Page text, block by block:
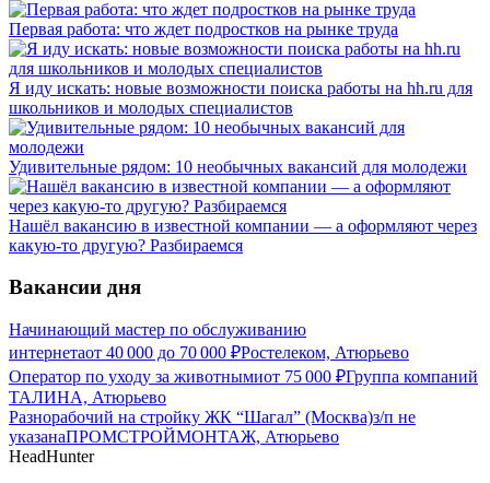
Первая работа: что ждет подростков на рынке труда
Я иду искать: новые возможности поиска работы на hh.ru для
школьников и молодых специалистов
Удивительные рядом: 10 необычных вакансий для молодежи
Нашёл вакансию в известной компании — а оформляют через
какую-то другую? Разбираемся
Вакансии дня
Начинающий мастер по обслуживанию
интернетаот 40 000 до 70 000 ₽Ростелеком, Атюрьево
Оператор по уходу за животнымиот 75 000 ₽Группа компаний
ТАЛИНА, Атюрьево
Разнорабочий на стройку ЖК “Шагал” (Москва)з/п не
указанаПРОМСТРОЙМОНТАЖ, Атюрьево
HeadHunter